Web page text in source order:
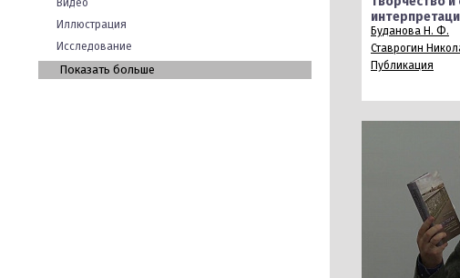
Видео
Иллюстрация
Исследование
Показать больше
Буданова Н. Ф.
Ставрогин
Публикация